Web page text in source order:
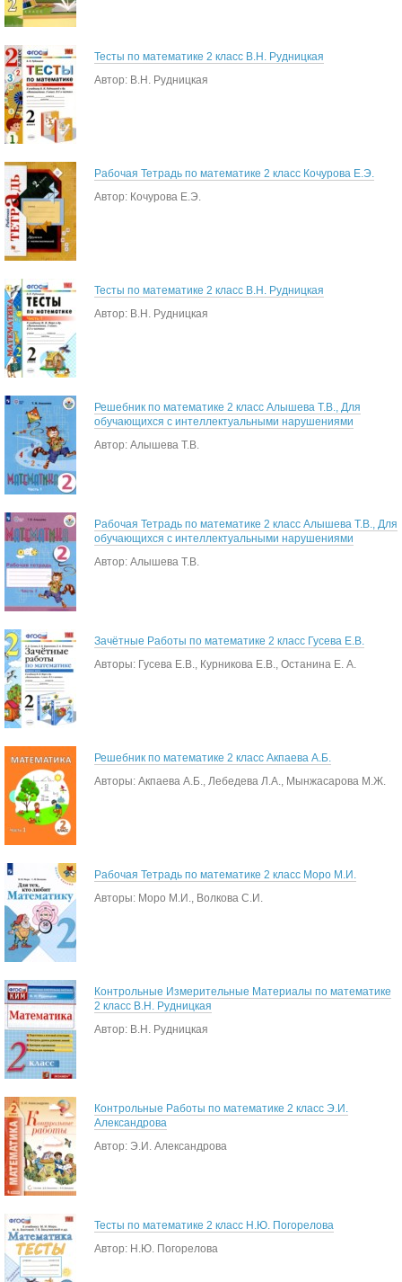
Тесты по математике 2 класс В.Н. Рудницкая
Автор: В.Н. Рудницкая
Рабочая Тетрадь по математике 2 класс Кочурова Е.Э.
Автор: Кочурова Е.Э.
Тесты по математике 2 класс В.Н. Рудницкая
Автор: В.Н. Рудницкая
Решебник по математике 2 класс Алышева Т.В., Для
обучающихся с интеллектуальными нарушениями
Автор: Алышева Т.В.
Рабочая Тетрадь по математике 2 класс Алышева Т.В., Для
обучающихся с интеллектуальными нарушениями
Автор: Алышева Т.В.
Зачётные Работы по математике 2 класс Гусева Е.В.
Авторы: Гусева Е.В., Курникова Е.В., Останина Е. А.
Решебник по математике 2 класс Акпаева А.Б.
Авторы: Акпаева А.Б., Лебедева Л.А., Мынжасарова М.Ж.
Рабочая Тетрадь по математике 2 класс Моро М.И.
Авторы: Моро М.И., Волкова С.И.
Контрольные Измерительные Материалы по математике
2 класс В.Н. Рудницкая
Автор: В.Н. Рудницкая
Контрольные Работы по математике 2 класс Э.И.
Александрова
Автор: Э.И. Александрова
Тесты по математике 2 класс Н.Ю. Погорелова
Автор: Н.Ю. Погорелова